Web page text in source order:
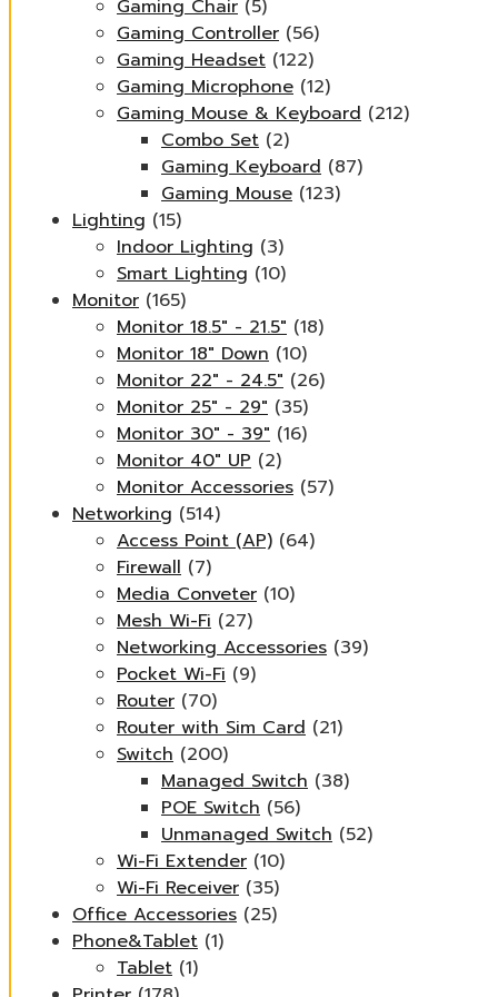
Gaming Chair (5)
Gaming Controller (56)
Gaming Headset (122)
Gaming Microphone (12)
Gaming Mouse & Keyboard (212)
Combo Set (2)
Gaming Keyboard (87)
Gaming Mouse (123)
Lighting (15)
Indoor Lighting (3)
Smart Lighting (10)
Monitor (165)
Monitor 18.5" - 21.5" (18)
Monitor 18" Down (10)
Monitor 22" - 24.5" (26)
Monitor 25" - 29" (35)
Monitor 30" - 39" (16)
Monitor 40" UP (2)
Monitor Accessories (57)
Networking (514)
Access Point (AP) (64)
Firewall (7)
Media Conveter (10)
Mesh Wi-Fi (27)
Networking Accessories (39)
Pocket Wi-Fi (9)
Router (70)
Router with Sim Card (21)
Switch (200)
Managed Switch (38)
POE Switch (56)
Unmanaged Switch (52)
Wi-Fi Extender (10)
Wi-Fi Receiver (35)
Office Accessories (25)
Phone&Tablet (1)
Tablet (1)